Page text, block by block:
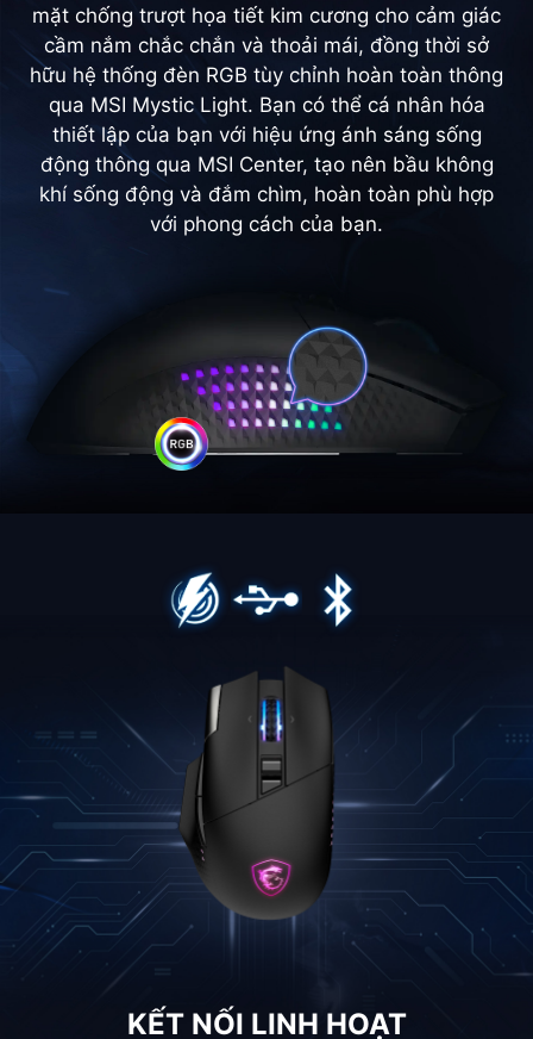
mặt chống trượt họa tiết kim cương cho cảm giác
cầm nắm chắc chắn và thoải mái, đồng thời sở
hữu hệ thống đèn RGB tùy chỉnh hoàn toàn thông
qua MSI Mystic Light. Bạn có thể cá nhân hóa
thiết lập của bạn với hiệu ứng ánh sáng sống
động thông qua MSI Center, tạo nên bầu không
khí sống động và đắm chìm, hoàn toàn phù hợp
với phong cách của bạn.
KẾT NỐI LINH HOẠT